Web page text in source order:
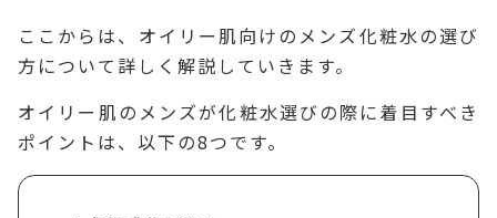
ここからは、オイリー肌向けのメンズ化粧水の選び
方について詳しく解説していきます。
オイリー肌のメンズが化粧水選びの際に着目すべき
ポイントは、以下の8つです。